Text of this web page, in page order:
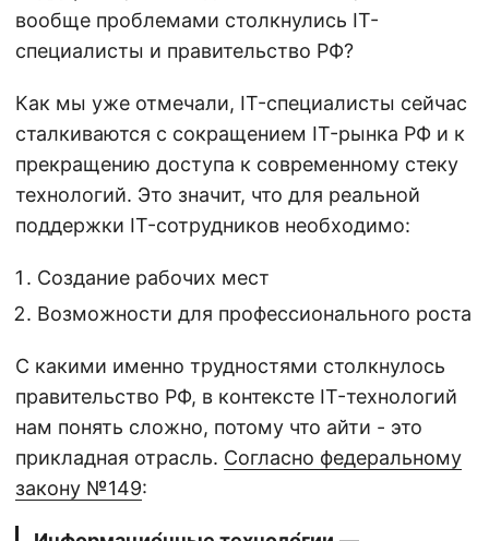
вообще проблемами столкнулись IT-
специалисты и правительство РФ?
Как мы уже отмечали, IT-специалисты сейчас
сталкиваются с сокращением IT-рынка РФ и к
прекращению доступа к современному стеку
технологий. Это значит, что для реальной
поддержки IT-сотрудников необходимо:
Создание рабочих мест
Возможности для профессионального роста
С какими именно трудностями столкнулось
правительство РФ, в контексте IT-технологий
нам понять сложно, потому что айти - это
прикладная отрасль. Согласно федеральному
закону №149: